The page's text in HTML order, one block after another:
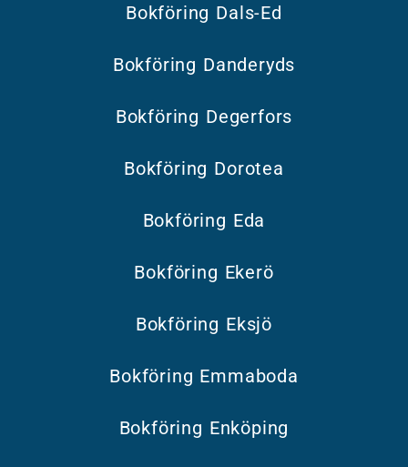
Bokföring Dals-Ed
Bokföring Danderyds
Bokföring Degerfors
Bokföring Dorotea
Bokföring Eda
Bokföring Ekerö
Bokföring Eksjö
Bokföring Emmaboda
Bokföring Enköping